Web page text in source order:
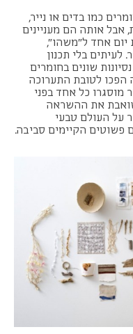
כמו בדים או נייר,
אבל אותה הם מעניינים
יום אחד ל"משהו",
לעיתים בלי תכנון
שונים בחומרים
לטובת התערוכה
כל אחד בפני
את ההשראה
על העולם טבעי
פשוטים הקיימים סביבה.